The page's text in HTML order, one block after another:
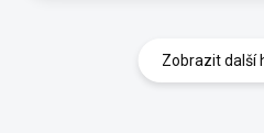
Zobrazit další